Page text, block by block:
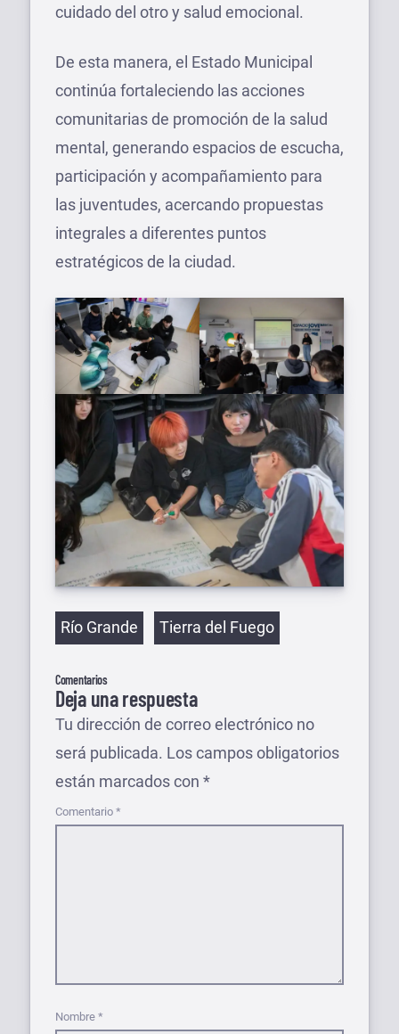
cuidado del otro y salud emocional.
De esta manera, el Estado Municipal
continúa fortaleciendo las acciones
comunitarias de promoción de la salud
mental, generando espacios de escucha,
participación y acompañamiento para
las juventudes, acercando propuestas
integrales a diferentes puntos
estratégicos de la ciudad.
Etiquetas
Río Grande Tierra del Fuego
Comentarios
Deja una respuesta
Tu dirección de correo electrónico no
será publicada. Los campos obligatorios
están marcados con *
Comentario *
Nombre *